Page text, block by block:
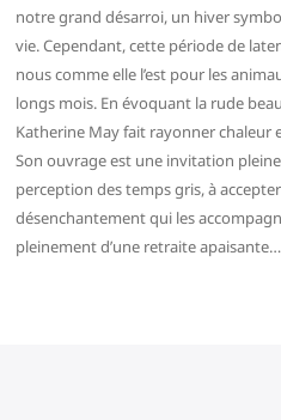
notre grand désarroi, un hiver
vie. Cependant, cette période de
nous comme elle l’est pour les
longs mois. En évoquant la rude
Katherine May fait rayonner
Son ouvrage est une invitation
perception des temps gris, à
désenchantement qui les
pleinement d’une retraite